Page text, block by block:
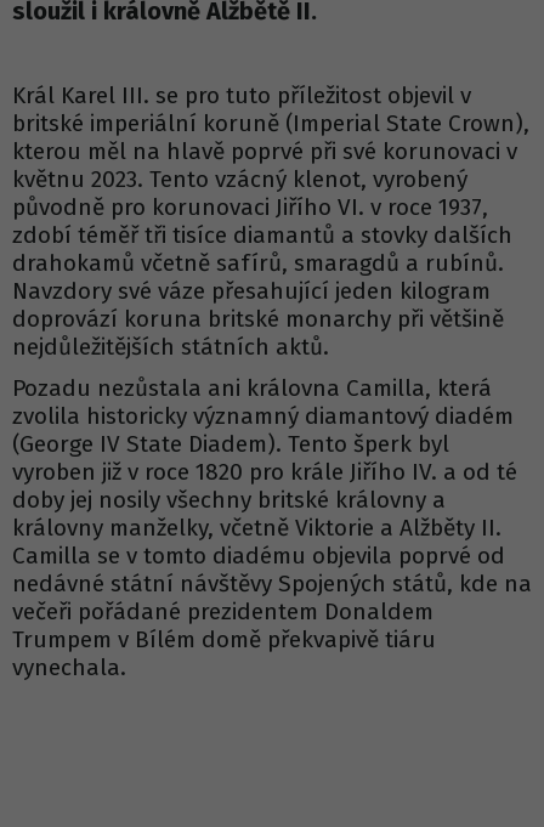
sloužil i královně Alžbětě II.
Král Karel III. se pro tuto příležitost objevil v
britské imperiální koruně (Imperial State Crown),
kterou měl na hlavě poprvé při své korunovaci v
květnu 2023. Tento vzácný klenot, vyrobený
původně pro korunovaci Jiřího VI. v roce 1937,
zdobí téměř tři tisíce diamantů a stovky dalších
drahokamů včetně safírů, smaragdů a rubínů.
Navzdory své váze přesahující jeden kilogram
doprovází koruna britské monarchy při většině
nejdůležitějších státních aktů.
Pozadu nezůstala ani královna Camilla, která
zvolila historicky významný diamantový diadém
(George IV State Diadem). Tento šperk byl
vyroben již v roce 1820 pro krále Jiřího IV. a od té
doby jej nosily všechny britské královny a
královny manželky, včetně Viktorie a Alžběty II.
Camilla se v tomto diadému objevila poprvé od
nedávné státní návštěvy Spojených států, kde na
večeři pořádané prezidentem Donaldem
Trumpem v Bílém domě překvapivě tiáru
vynechala.